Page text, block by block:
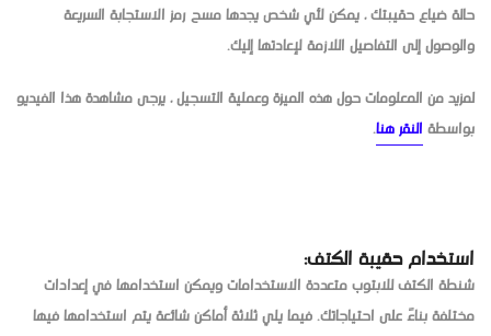
حالة ضياع حقيبتك ، يمكن لأي شخص يجدها مسح رمز الاستجابة السريعة
والوصول إلى التفاصيل اللازمة لإعادتها إليك.
لمزيد من المعلومات حول هذه الميزة وعملية التسجيل ، يرجى مشاهدة هذا الفيديو
بواسطة النقر هنا.
استخدام حقيبة الكتف:
شنطة الكتف للابتوب متعددة الاستخدامات ويمكن استخدامها في إعدادات
مختلفة بناءً على احتياجاتك. فيما يلي ثلاثة أماكن شائعة يتم استخدامها فيها